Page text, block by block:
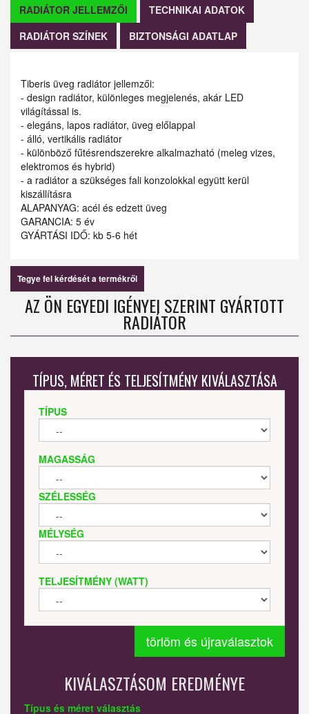
RADIÁTOR JELLEMZŐI
TECHNIKAI ADATOK
RADIÁTOR SZÍNEK
BIZTONSÁGI ADATLAP
Tiberis üveg radiátor jellemzői:
- design radiátor, különleges megjelenés, akár LED
világítással is.
- elegáns, lapos radiátor, üveg előlappal
- álló, vertikális radiátor
- különböző fűtésrendszerekre alkalmazható (meleg vizes,
elektromos és hybrid)
- a radiátor a szükséges fali konzolokkal együtt kerül
kiszállításra
ALAPANYAG: acél és edzett üveg
GARANCIA: 5 év
GYÁRTÁSI IDŐ: kb 5-6 hét
Tegye fel kérdését a termékről
AZ ÖN EGYEDI IGÉNYEI SZERINT GYÁRTOTT
RADIÁTOR
TÍPUS, MÉRET ÉS TELJESÍTMÉNY KIVÁLASZTÁSA
TÍPUS
MAGASSÁG
SZÉLESSÉG
MÉLYSÉG
TELJESÍTMÉNY (WATT)
törlöm és újraválasztok
KIVÁLASZTÁSOM EREDMÉNYE
Típus és méret választás